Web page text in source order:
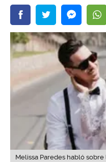
Melissa Paredes habló